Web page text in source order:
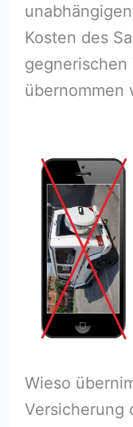
Kosten des
gegnerischen
übernommen
Wieso
Versicherung